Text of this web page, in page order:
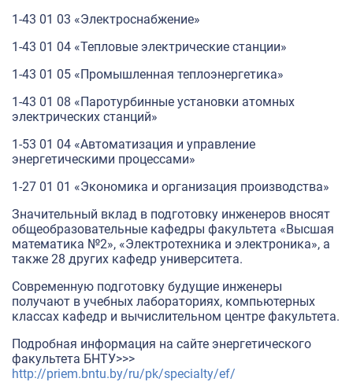
1-43 01 03 «Электроснабжение»
1-43 01 04 «Тепловые электрические станции»
1-43 01 05 «Промышленная теплоэнергетика»
1-43 01 08 «Паротурбинные установки атомных
электрических станций»
1-53 01 04 «Автоматизация и управление
энергетическими процессами»
1-27 01 01 «Экономика и организация производства»
Значительный вклад в подготовку инженеров вносят
общеобразовательные кафедры факультета «Высшая
математика №2», «Электротехника и электроника», а
также 28 других кафедр университета.
Современную подготовку будущие инженеры
получают в учебных лабораториях, компьютерных
классах кафедр и вычислительном центре факультета.
Подробная информация на сайте энергетического
факультета БНТУ>>>
http://priem.bntu.by/ru/pk/specialty/ef/